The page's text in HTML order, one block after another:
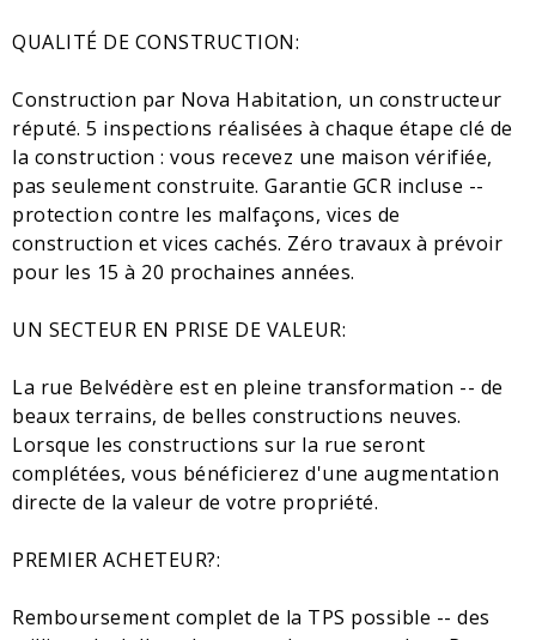
QUALITÉ DE CONSTRUCTION:
Construction par Nova Habitation, un constructeur
réputé. 5 inspections réalisées à chaque étape clé de
la construction : vous recevez une maison vérifiée,
pas seulement construite. Garantie GCR incluse --
protection contre les malfaçons, vices de
construction et vices cachés. Zéro travaux à prévoir
pour les 15 à 20 prochaines années.
UN SECTEUR EN PRISE DE VALEUR:
La rue Belvédère est en pleine transformation -- de
beaux terrains, de belles constructions neuves.
Lorsque les constructions sur la rue seront
complétées, vous bénéficierez d'une augmentation
directe de la valeur de votre propriété.
PREMIER ACHETEUR?:
Remboursement complet de la TPS possible -- des